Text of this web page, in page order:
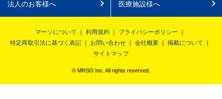
法人のお客様へ 医療施設様へ
マーソについて 利用規約
プライバシーポリシー
特定商取引法に基づく表記
お問い合わせ 会社概要
掲載について
サイトマップ
© MRSO Inc. All rights reserved.